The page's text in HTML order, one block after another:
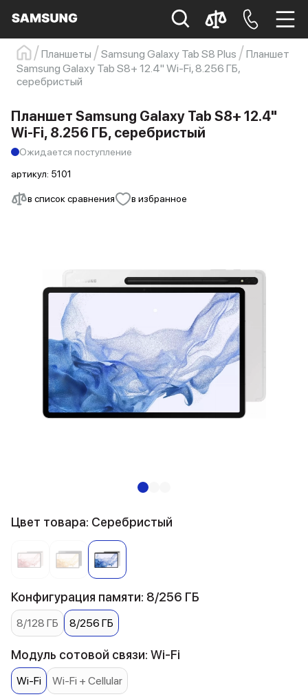
Samsung Смартфон s23
s23 ultra
Планшеты Samsung Galaxy Tab S8 Plus
Планшет
Samsung Galaxy Tab S8+ 12.4" Wi-Fi, 8.256 ГБ,
серебристый
в список сравнения в избранное
Планшет Samsung Galaxy Tab S8+ 12.4"
Wi-Fi, 8.256 ГБ, серебристый
Ожидается поступление
артикул: 5101
Цвет товара: Серебристый
Конфигурация памяти: 8/256 ГБ
8/128 ГБ 8/256 ГБ
Модуль сотовой связи: Wi-Fi
Wi-Fi Wi-Fi + Cellular